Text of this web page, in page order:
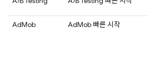
AdMob AdMob 빠른 시작